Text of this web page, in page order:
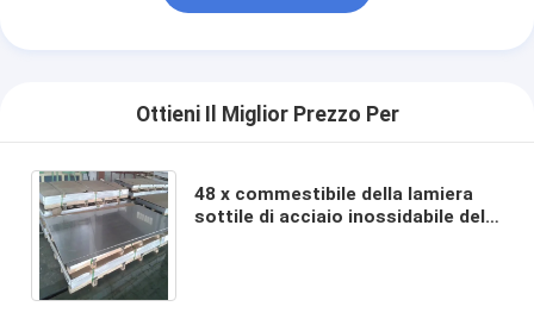
Ottieni Il Miglior Prezzo Per
48 x commestibile della lamiera
sottile di acciaio inossidabile dello